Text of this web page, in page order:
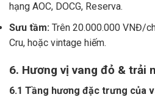
hạng AOC, DOCG, Reserva.
Sưu tầm: Trên 20.000.000 VNĐ/
Cru, hoặc vintage hiếm.
6. Hương vị vang đỏ & trải
6.1 Tầng hương đặc trưng của